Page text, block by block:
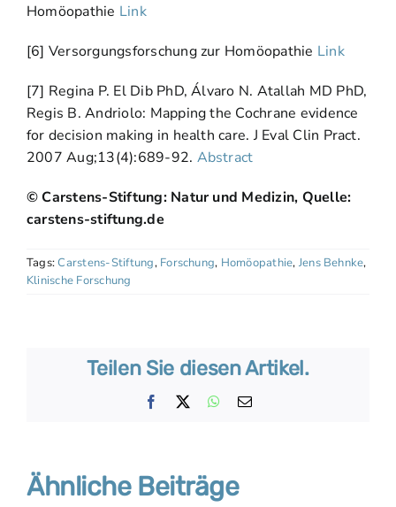
Homöopathie Link
[6] Versorgungsforschung zur Homöopathie Link
[7] Regina P. El Dib PhD, Álvaro N. Atallah MD PhD,
Regis B. Andriolo: Mapping the Cochrane evidence
for decision making in health care. J Eval Clin Pract.
2007 Aug;13(4):689-92. Abstract
© Carstens-Stiftung: Natur und Medizin, Quelle:
carstens-stiftung.de
Tags:Carstens-Stiftung, Forschung, Homöopathie, Jens Behnke,
Klinische Forschung
Teilen Sie diesen Artikel.
Facebook WhatsApp
E-
Ähnliche Beiträge